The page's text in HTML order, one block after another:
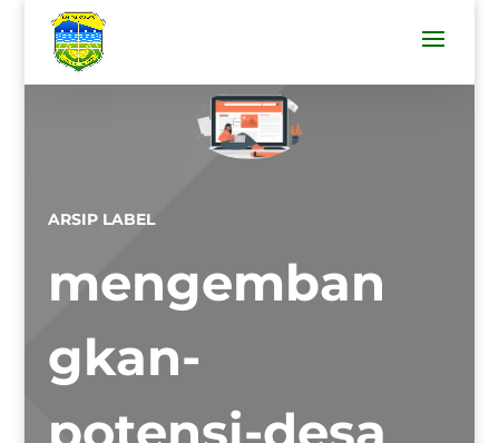
ARSIP LABEL
mengemban
gkan-